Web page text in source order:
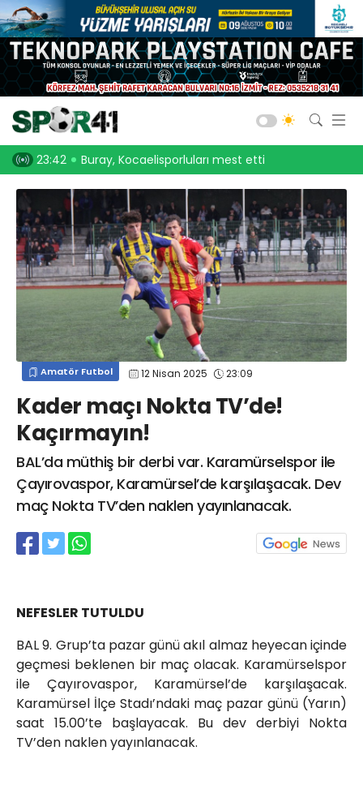
mest etti 23:30 Onurcan Piri: Kocaeli Stadı’nın atmosferini biliyorum
Amatör Futbol 12 Nisan 2025 23:09
Kader maçı Nokta TV’de!
Kaçırmayın!
BAL’da müthiş bir derbi var. Karamürselspor ile
Çayırovaspor, Karamürsel’de karşılaşacak. Dev
maç Nokta TV’den naklen yayınlanacak.
NEFESLER TUTULDU
BAL 9. Grup’ta pazar günü akıl almaz heyecan içinde
geçmesi beklenen bir maç olacak. Karamürselspor
ile Çayırovaspor, Karamürsel’de karşılaşacak.
Karamürsel İlçe Stadı’ndaki maç pazar günü (Yarın)
saat 15.00’te başlayacak. Bu dev derbiyi Nokta
TV’den naklen yayınlanacak.
Kocaelispor
Gölcük
Bld. Derince
Darıca GB.
Salon Sporları
Okul Sporları
Web TV Galeri Yazarlar
info@spor41.com